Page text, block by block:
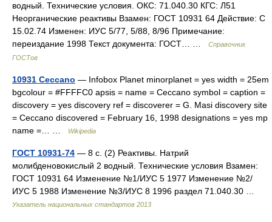
водный. Технические условия. ОКС: 71.040.30 КГС: Л51
Неорганические реактивы Взамен: ГОСТ 10931 64 Действие: С
15.02.74 Изменен: ИУС 5/77, 5/88, 8/96 Примечание:
переиздание 1998 Текст документа: ГОСТ… …
Справочник
ГОСТов
10931 Ceccano — Infobox Planet minorplanet = yes width = 25em
bgcolour = #FFFFC0 apsis = name = Ceccano symbol = caption =
discovery = yes discovery ref = discoverer = G. Masi discovery site
= Ceccano discovered = February 16, 1998 designations = yes mp
name =… …
Wikipedia
ГОСТ 10931-74 — 8 с. (2) Реактивы. Натрий
молибденовокислый 2 водный. Технические условия Взамен:
ГОСТ 10931 64 Изменение №1/ИУС 5 1977 Изменение №2/
ИУС 5 1988 Изменение №3/ИУС 8 1996 раздел 71.040.30 …
Указатель национальных стандартов 2013